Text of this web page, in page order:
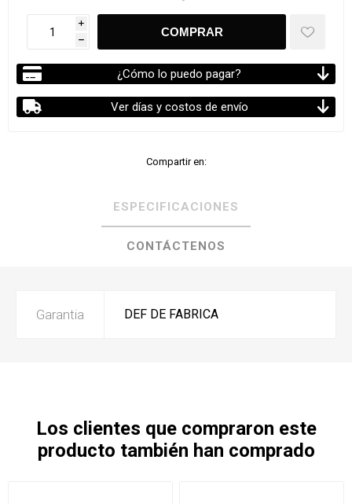
i
h
¿Cómo lo puedo pagar?
Ver días y costos de envío
Compartir en:
ESPECIFICACIONES
CONTÁCTENOS
Garantia DEF DE FABRICA
Los clientes que compraron este
producto también han comprado